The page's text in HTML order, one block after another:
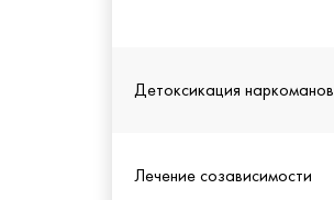
Детоксикация наркоманов
Лечение созависимости